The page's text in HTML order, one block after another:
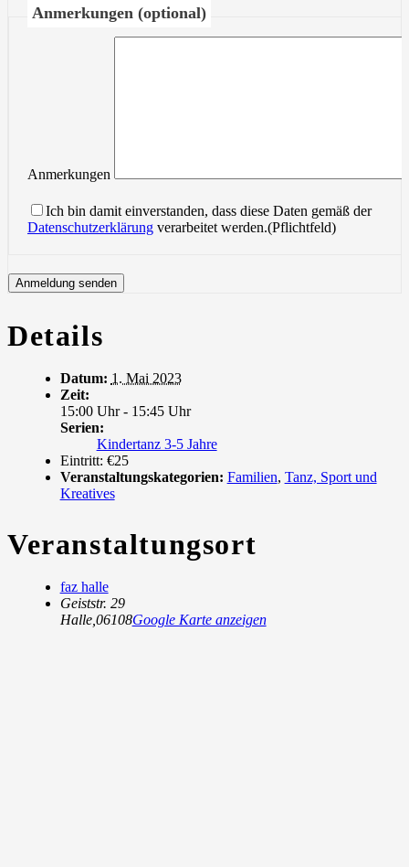
Anmerkungen (optional)
Anmerkungen
Ich bin damit einverstanden, dass diese Daten gemäß der
Datenschutzerklärung verarbeitet werden.(Pflichtfeld)
Details
Datum: 1. Mai 2023
Zeit:
15:00 Uhr - 15:45 Uhr
Serien:
Kindertanz 3-5 Jahre
Eintritt: €25
Veranstaltungskategorien: Familien, Tanz, Sport und
Kreatives
Veranstaltungsort
faz halle
Geiststr. 29
Halle, 06108Google Karte anzeigen